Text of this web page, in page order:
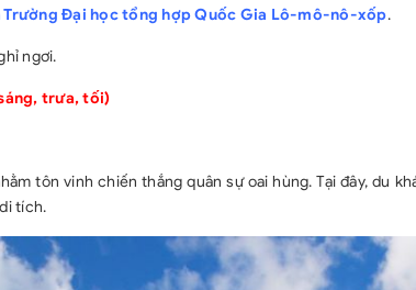
Đại học tổng hợp Quốc Gia Lô-mô-nô-xốp.
ngơi.
sáng, trưa, tối)
tôn vinh chiến thắng quân sự oai hùng. Tại đây, du
tích.